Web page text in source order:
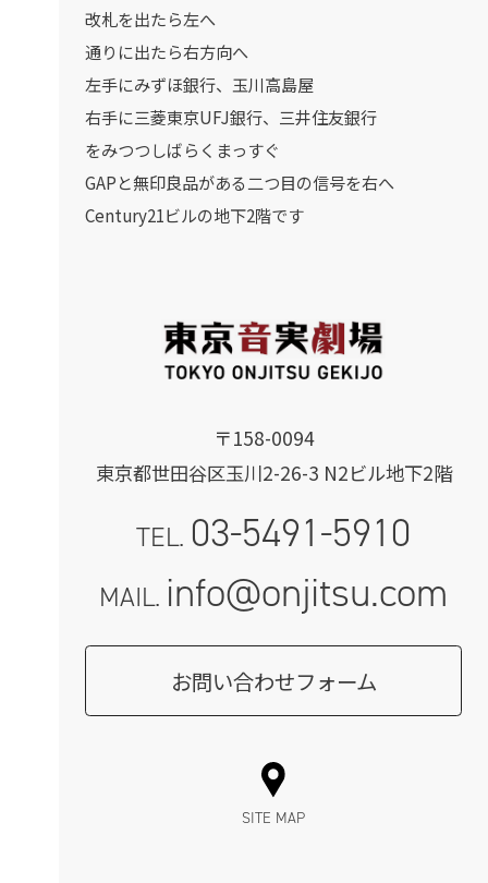
〒158-0094
東京都世田谷区玉川2-26-3 N2ビル地下2階
TEL. 03-5491-5910
MAIL. info@onjitsu.com
お問い合わせフォーム
改札を出たら左へ
通りに出たら右方向へ
左手にみずほ銀行、玉川高島屋
右手に三菱東京UFJ銀行、三井住友銀行
をみつつしばらくまっすぐ
GAPと無印良品がある二つ目の信号を右へ
Century21ビルの地下2階です
SITE MAP